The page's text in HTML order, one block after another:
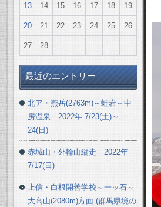
13 14 15 16 17 18 19
20 21 22 23 24 25 26
27 28
最近のエントリー
北ア・燕岳(2763m)～蛙岩～中
房温泉 2022年 7/23(土)～
24(日)
赤城山・外輪山縦走 2022年
7/17(日)
上信・白根開善学校～一ッ石～
大高山(2080m)方面 (群馬県境の